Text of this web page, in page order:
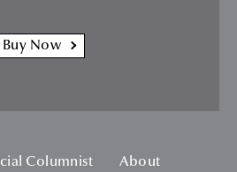
Buy Now
Columnist
About